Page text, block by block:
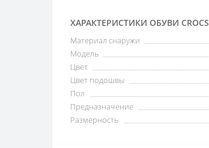
ХАРАКТЕРИСТИКИ ОБУВИ CROCS
Материал снаружи
Модель
Цвет
Цвет подошвы
Пол
Предназначение
Размерность